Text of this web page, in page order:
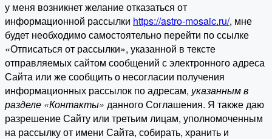
у меня возникнет желание отказаться от
информационной рассылки https://astro-mosaic.ru/, мне
будет необходимо самостоятельно перейти по ссылке
«Отписаться от рассылки», указанной в тексте
отправляемых сайтом сообщений с электронного адреса
Сайта или же сообщить о несогласии получения
информационных рассылок по адресам, указанным в
разделе «Контакты» данного Соглашения. Я также даю
разрешение Сайту или третьим лицам, уполномоченным
на рассылку от имени Сайта, собирать, хранить и